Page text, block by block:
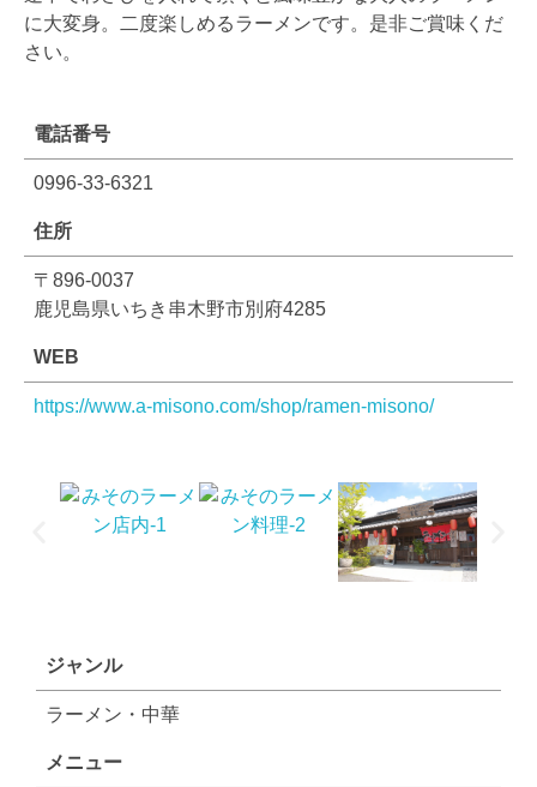
屋
そ
食
堂
に大変身。二度楽しめるラーメンです。是非ご賞味くだ
さい。
電話番号
0996-33-6321
住所
〒896-0037
鹿児島県いちき串木野市別府4285
WEB
https://www.a-misono.com/shop/ramen-misono/
ジャンル
ラーメン・中華
メニュー